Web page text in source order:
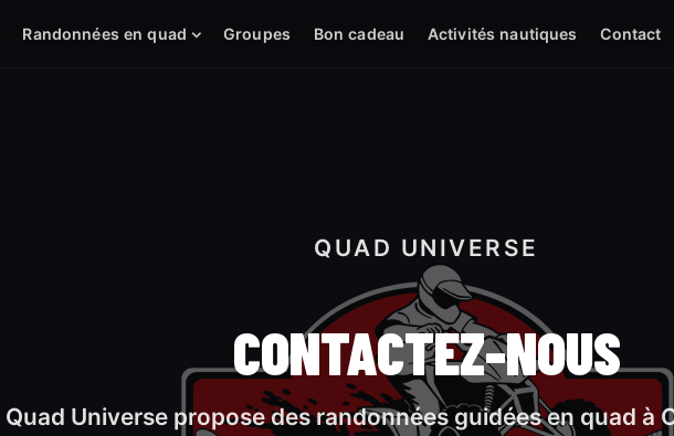
Randonnées en quad Groupes Bon cadeau Activités nautiques Contact
QUAD UNIVERSE
CONTACTEZ-NOUS
Quad Universe propose des randonnées guidées en quad à